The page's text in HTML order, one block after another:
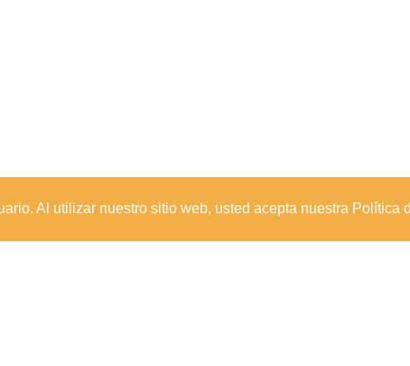
Al utilizar nuestro sitio web, usted acepta nuestra Política